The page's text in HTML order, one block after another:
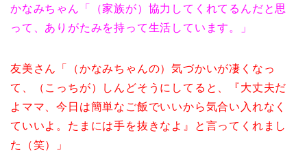
かなみちゃん「（家族が）協力してくれてるんだと思
って、ありがたみを持って生活しています。」
友美さん「（かなみちゃんの）気づかいが凄くなっ
て、（こっちが）しんどそうにしてると、『大丈夫だ
よママ、今日は簡単なご飯でいいから気合い入れなく
ていいよ。たまには手を抜きなよ』と言ってくれまし
た（笑）」